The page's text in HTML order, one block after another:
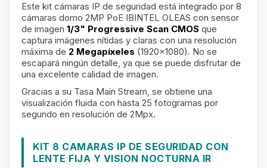
Este kit cámaras IP de seguridad está integrado por 8
cámaras domo 2MP PoE IBINTEL OLEAS con sensor
de imagen 1/3" Progressive Scan CMOS que
captura imágenes nítidas y claras con una resolución
máxima de 2 Megapíxeles (1920×1080). No se
escapará ningún detalle, ya que se puede disfrutar de
una excelente calidad de imagen.
Gracias a su Tasa Main Stream, se obtiene una
visualización fluida con hasta 25 fotogramas por
segundo en resolución de 2Mpx.
KIT 8 CAMARAS IP DE SEGURIDAD CON
LENTE FIJA Y VISION NOCTURNA IR